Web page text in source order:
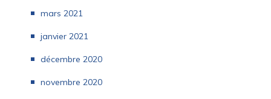
mars 2021
janvier 2021
décembre 2020
novembre 2020